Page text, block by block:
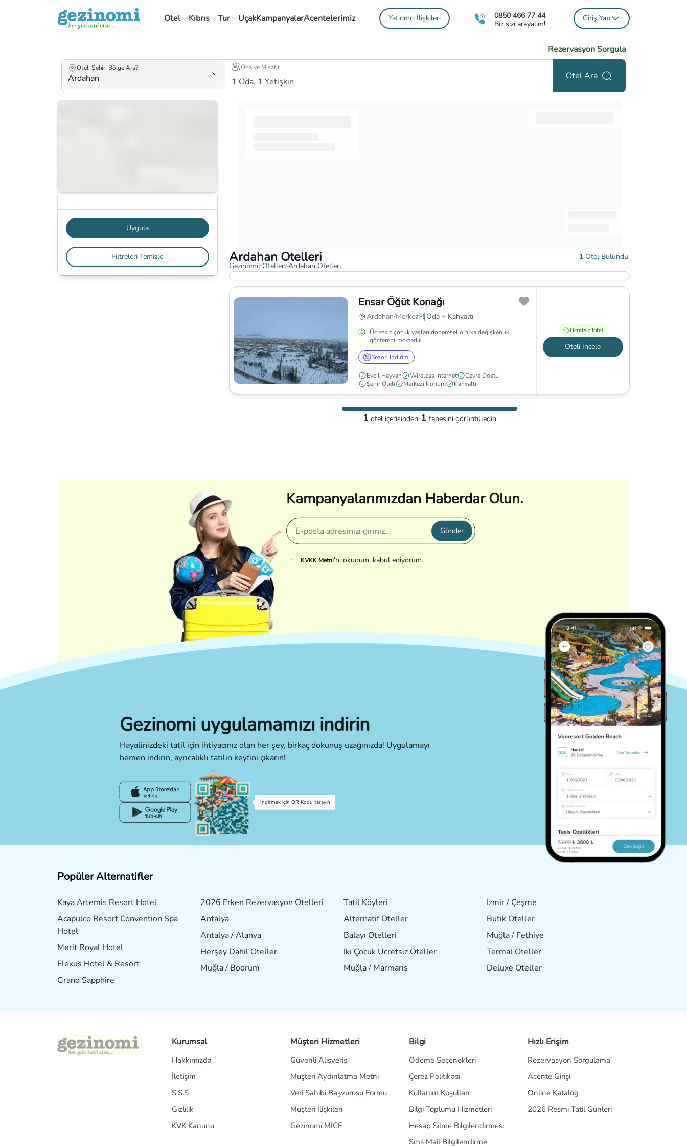
Otel Kıbrıs Tur UçakKampanyalarAcentelerimiz Yatırımcı İlişkileri
0850 466 77 44
Biz sizi arayalım!
Giriş Yap
Rezervasyon Sorgula
Otel, Şehir, Bölge Ara? Oda ve Misafir
1 Oda, 1 Yetişkin
Otel Ara
Uygula
Filtreleri Temizle Ardahan Otelleri 1 Otel Bulundu.
Gezinomi>Oteller>Ardahan Otelleri
Ensar Öğüt Konağı
Ardahan/Merkez Oda + Kahvaltı
Ücretsiz çocuk yaşları dönemsel olarka değişkenlik
gösterebilmektedir.
Sezon İndirimi
Evcil Hayvan Wireless İnternet
Çevre Dostu
Şehir Oteli
Merkezi Konum Kahvaltı
Ücretsiz İptal
Oteli İncele
1 oteliçerisinden 1 tanesini görüntüledin
Kampanyalarımızdan Haberdar Olun.
Gönder
KVKK Metni'ni okudum, kabul ediyorum.
Gezinomi uygulamamızı indirin
Hayalinizdeki tatil için ihtiyacınız olan her şey, birkaç dokunuş uzağınızda! Uygulamayı
hemen indirin, ayrıcalıklı tatilin keyfini çıkarın!
İndirmek için QR Kodu tarayın
Popüler Alternatifler
Kaya Artemis Resort Hotel
Acapulco Resort Convention Spa
Hotel
Merit Royal Hotel
Elexus Hotel & Resort
Grand Sapphire
2026 Erken Rezervasyon Otelleri
Antalya
Antalya / Alanya
Herşey Dahil Oteller
Muğla / Bodrum
Tatil Köyleri
Alternatif Oteller
Balayı Otelleri
İki Çocuk Ücretsiz Oteller
Muğla / Marmaris
İzmir / Çeşme
Butik Oteller
Muğla / Fethiye
Termal Oteller
Deluxe Oteller
Kurumsal
Hakkımızda
İletişim
S.S.S
Gizlilik
KVK Kanunu
Müşteri Hizmetleri
Güvenli Alışveriş
Müşteri Aydınlatma Metni
Veri Sahibi Başvurusu Formu
Müşteri İlişkileri
Gezinomi MICE
Bilgi
Ödeme Seçenekleri
Çerez Politikası
Kullanım Koşulları
Bilgi Toplumu Hizmetleri
Hesap Silme Bilgilendirmesi
Sms Mail Bilgilendirme
Hızlı Erişim
Rezervasyon Sorgulama
Acente Girişi
Online Katalog
2026 Resmi Tatil Günleri